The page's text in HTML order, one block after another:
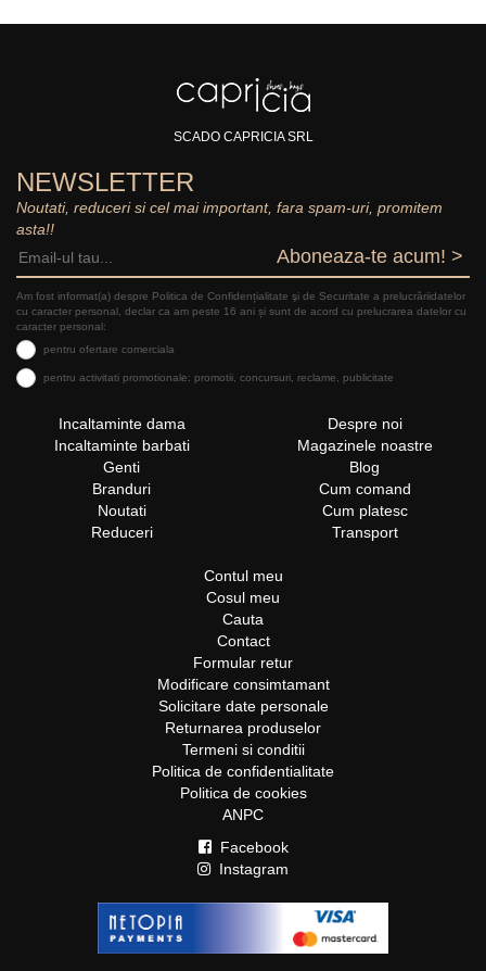
SCADO CAPRICIA SRL
NEWSLETTER
Noutati, reduceri si cel mai important, fara spam-uri, promitem
asta!!
Aboneaza-te acum! >
Am fost informat(a) despre Politica de Confidențialitate şi de Securitate a prelucrăriidatelor
cu caracter personal, declar ca am peste 16 ani și sunt de acord cu prelucrarea datelor cu
caracter personal:
pentru ofertare comerciala
pentru activitati promotionale: promotii, concursuri, reclame, publicitate
Incaltaminte dama
Incaltaminte barbati
Genti
Branduri
Noutati
Reduceri
Despre noi
Magazinele noastre
Blog
Cum comand
Cum platesc
Transport
Contul meu
Cosul meu
Cauta
Contact
Formular retur
Modificare consimtamant
Solicitare date personale
Returnarea produselor
Termeni si conditii
Politica de confidentialitate
Politica de cookies
ANPC
Facebook
Instagram